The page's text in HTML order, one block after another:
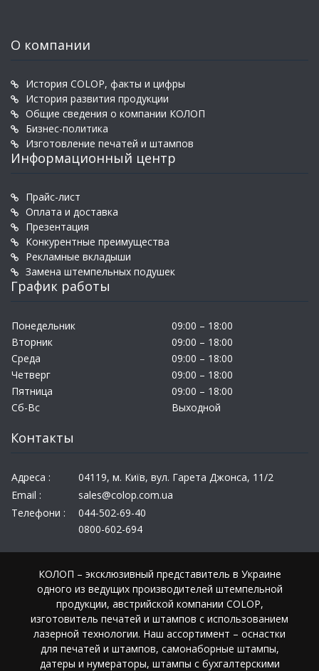
О компании
История COLOP, факты и цифры
История развития продукции
Общие сведения о компании КОЛОП
Бизнес-политика
Изготовление печатей и штампов
Информационный центр
Прайс-лист
Оплата и доставка
Презентация
Конкурентные преимущества
Рекламные вкладыши
Замена штемпельных подушек
График работы
Понедельник
09:00 – 18:00
Вторник
09:00 – 18:00
Среда
09:00 – 18:00
Четверг
09:00 – 18:00
Пятница
09:00 – 18:00
Сб-Вс
Выходной
Контакты
Адреса :
04119, м. Київ, вул. Гарета Джонса, 11/2
Email :
sales@colop.com.ua
Телефони :
044-502-69-40
0800-602-694
КОЛОП – эксклюзивный представитель в Украине
одного из ведущих производителей штемпельной
продукции, австрийской компании COLOP,
изготовитель печатей и штампов с использованием
лазерной технологии. Наш ассортимент – оснастки
для печатей и штампов, самонаборные штампы,
датеры и нумераторы, штампы с бухгалтерскими